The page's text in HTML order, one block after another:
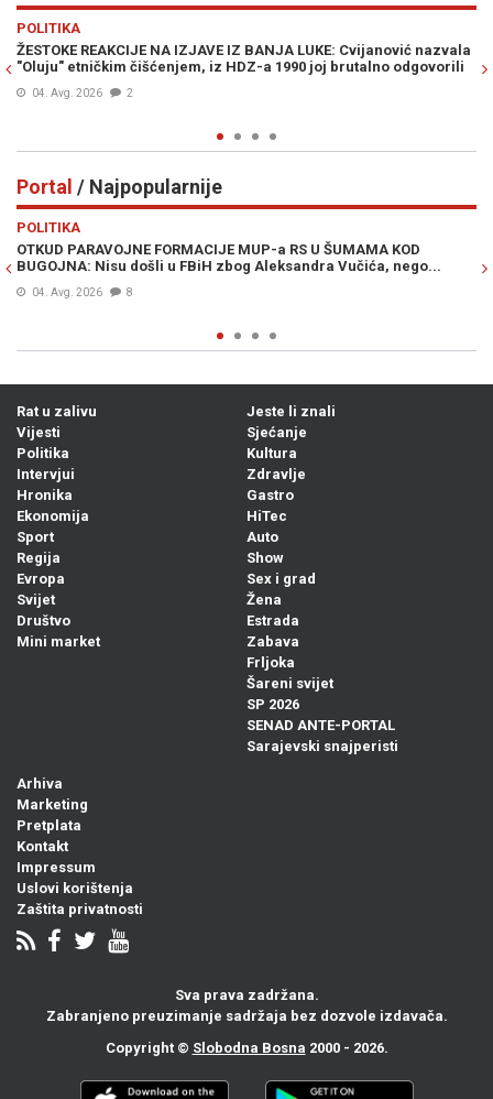
POLITIKA
ŽESTOKE REAKCIJE NA IZJAVE IZ BANJA LUKE: Cvijanović nazvala
"Oluju" etničkim čišćenjem, iz HDZ-a 1990 joj brutalno odgovorili
04. Avg. 2026 2
Portal / Najpopularnije
POLITIKA
OTKUD PARAVOJNE FORMACIJE MUP-a RS U ŠUMAMA KOD
BUGOJNA: Nisu došli u FBiH zbog Aleksandra Vučića, nego...
04. Avg. 2026 8
Rat u zalivu
Vijesti
Politika
Intervjui
Hronika
Ekonomija
Sport
Regija
Evropa
Svijet
Društvo
Mini market
Jeste li znali
Sjećanje
Kultura
Zdravlje
Gastro
HiTec
Auto
Show
Sex i grad
Žena
Estrada
Zabava
Frljoka
Šareni svijet
SP 2026
SENAD ANTE-PORTAL
Sarajevski snajperisti
Arhiva
Marketing
Pretplata
Kontakt
Impressum
Uslovi korištenja
Zaštita privatnosti
Sva prava zadržana.
Zabranjeno preuzimanje sadržaja bez dozvole izdavača.
Copyright © Slobodna Bosna 2000 - 2026.